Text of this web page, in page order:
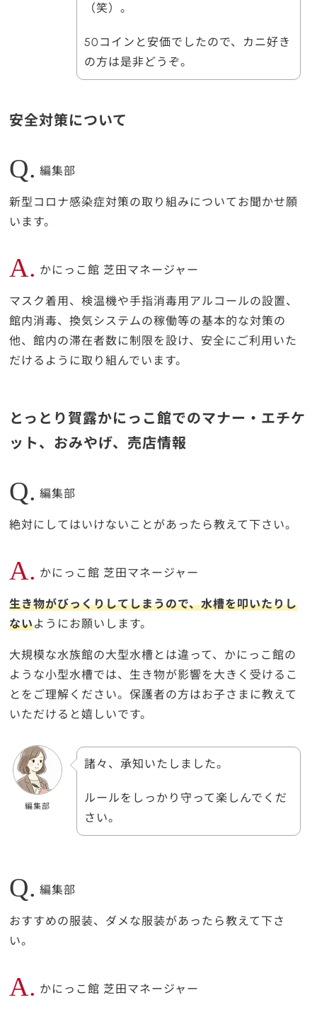
（笑）。
50コインと安価でしたので、カニ好き
の方は是非どうぞ。
安全対策について
Q. 編集部
新型コロナ感染症対策の取り組みについてお聞かせ願
います。
A. かにっこ館 芝田マネージャー
マスク着用、検温機や手指消毒用アルコールの設置、
館内消毒、換気システムの稼働等の基本的な対策の
他、館内の滞在者数に制限を設け、安全にご利用いた
だけるように取り組んでいます。
とっとり賀露かにっこ館でのマナー・エチケ
ット、おみやげ、売店情報
Q. 編集部
絶対にしてはいけないことがあったら教えて下さい。
A. かにっこ館 芝田マネージャー
生き物がびっくりしてしまうので、水槽を叩いたりし
ないようにお願いします。
大規模な水族館の大型水槽とは違って、かにっこ館の
ような小型水槽では、生き物が影響を大きく受けるこ
とをご理解ください。保護者の方はお子さまに教えて
いただけると嬉しいです。
編集部
諸々、承知いたしました。
ルールをしっかり守って楽しんでくだ
さい。
Q. 編集部
おすすめの服装、ダメな服装があったら教えて下さ
い。
A. かにっこ館 芝田マネージャー